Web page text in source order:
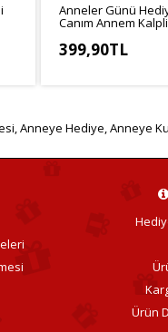
Anneler Günü
Canım Annem
399,90TL
,Anneye Hediye,Anneye
Ürün